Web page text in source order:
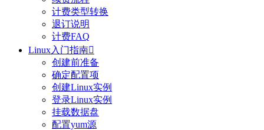
计费类型转换
退订说明
计费FAQ
Linux入门指南
创建前准备
确定配置项
创建Linux实例
登录Linux实例
挂载数据盘
配置yum源